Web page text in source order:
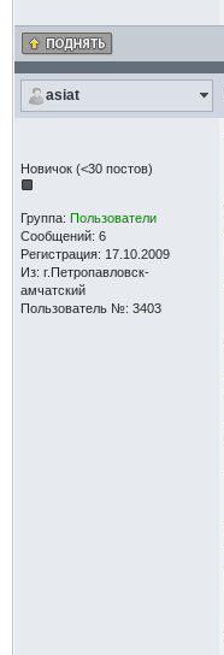
asiat
Новичок (<30 постов)
Группа: Пользователи
Сообщений: 6
Регистрация: 17.10.2009
Из: г.Петропавловск-
амчатский
Пользователь №: 3403